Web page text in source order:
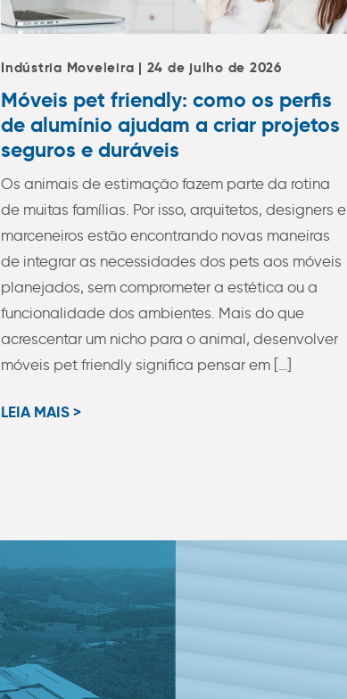
Indústria Moveleira | 24 de julho de 2026
Móveis pet friendly: como os perfis
de alumínio ajudam a criar projetos
seguros e duráveis
Os animais de estimação fazem parte da rotina
de muitas famílias. Por isso, arquitetos, designers e
marceneiros estão encontrando novas maneiras
de integrar as necessidades dos pets aos móveis
planejados, sem comprometer a estética ou a
funcionalidade dos ambientes. Mais do que
acrescentar um nicho para o animal, desenvolver
móveis pet friendly significa pensar em […]
LEIA MAIS >